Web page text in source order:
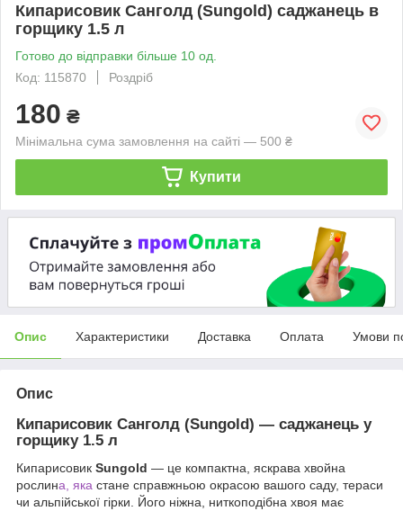
Кипарисовик Санголд (Sungold) саджанець в
горщику 1.5 л
Готово до відправки більше 10 од.
Код: 115870
Роздріб
180 ₴
Мінімальна сума замовлення на сайті — 500 ₴
Купити
Опис Характеристики Доставка Оплата Умови
Опис
Кипарисовик Санголд (Sungold) — саджанець у
горщику 1.5 л
Кипарисовик Sungold — це компактна, яскрава хвойна
рослина, яка стане справжньою окрасою вашого саду, тераси
чи альпійської гірки. Його ніжна, ниткоподібна хвоя має